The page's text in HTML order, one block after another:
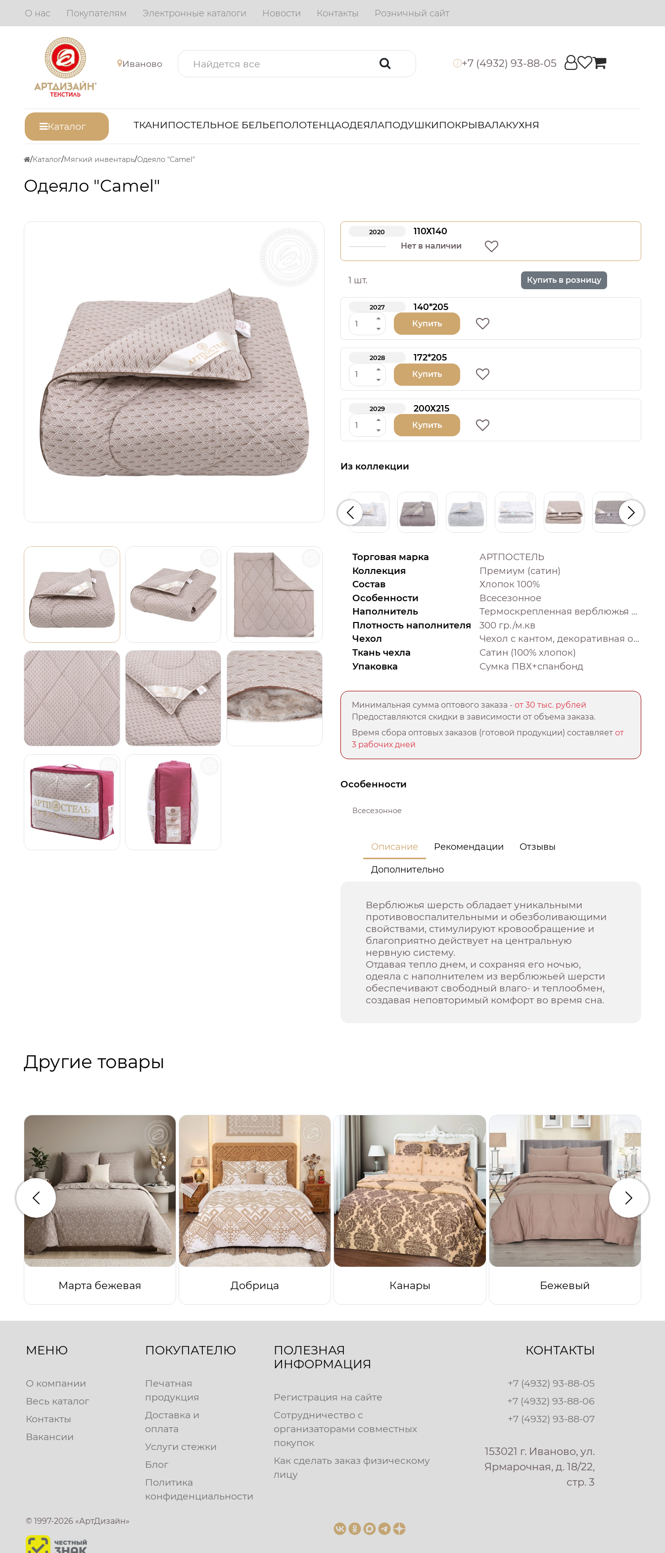
О нас Покупателям Электронные каталоги Новости Контакты Розничный сайт
Иваново i +7 (4932) 93-88-05
Каталог ТКАНИПОСТЕЛЬНОЕ БЕЛЬЕПОЛОТЕНЦАОДЕЯЛАПОДУШКИПОКРЫВАЛАКУХНЯ
Каталог Мягкий инвентарь Одеяло "Camel"
Одеяло "Camel"
2020 110Х140
Нет в наличии
1 шт. Купить в розницу
2027 140*205
Купить
2028 172*205
Купить
2029 200Х215
Купить
Из коллекции
Предыдущий
Торговая марка
АРТПОСТЕЛЬ
Коллекция
Премиум (сатин)
Состав
Хлопок 100%
Особенности
Всесезонное
Наполнитель
Термоскрепленная верблюжья шерсть
Плотность наполнителя
300 гр./м.кв
Чехол
Чехол с кантом, декоративная отстрочка
Ткань чехла
Сатин (100% хлопок)
Упаковка
Сумка ПВХ+спанбонд
Минимальная сумма оптового заказа -от 30 тыс. рублей
Предоставляются скидки в зависимости от объема заказа.
Время сбора оптовых заказов (готовой продукции) составляетот
3 рабочих дней
Особенности
Всесезонное
Описание Рекомендации Отзывы
Дополнительно
Верблюжья шерсть обладает уникальными
противовоспалительными и обезболивающими
свойствами, стимулируют кровообращение и
благоприятно действует на центральную
нервную систему.
Отдавая тепло днем, и сохраняя его ночью,
одеяла с наполнителем из верблюжьей шерсти
обеспечивают свободный влаго- и теплообмен,
создавая неповторимый комфорт во время сна.
Другие товары
Марта бежевая Добрица Канары Бежевый
Предыдущий
МЕНЮ
О компании
Весь каталог
Контакты
Вакансии
ПОКУПАТЕЛЮ
Печатная
продукция
Доставка и
оплата
Услуги стежки
Блог
Политика
конфиденциальности
ПОЛЕЗНАЯ
ИНФОРМАЦИЯ
Регистрация на сайте
Сотрудничество с
организаторами совместных
покупок
Как сделать заказ физическому
лицу
КОНТАКТЫ
+7 (4932) 93-88-05
+7 (4932) 93-88-06
+7 (4932) 93-88-07
153021 г. Иваново, ул.
Ярмарочная, д. 18/22,
стр. 3
© 1997-2026 «АртДизайн»